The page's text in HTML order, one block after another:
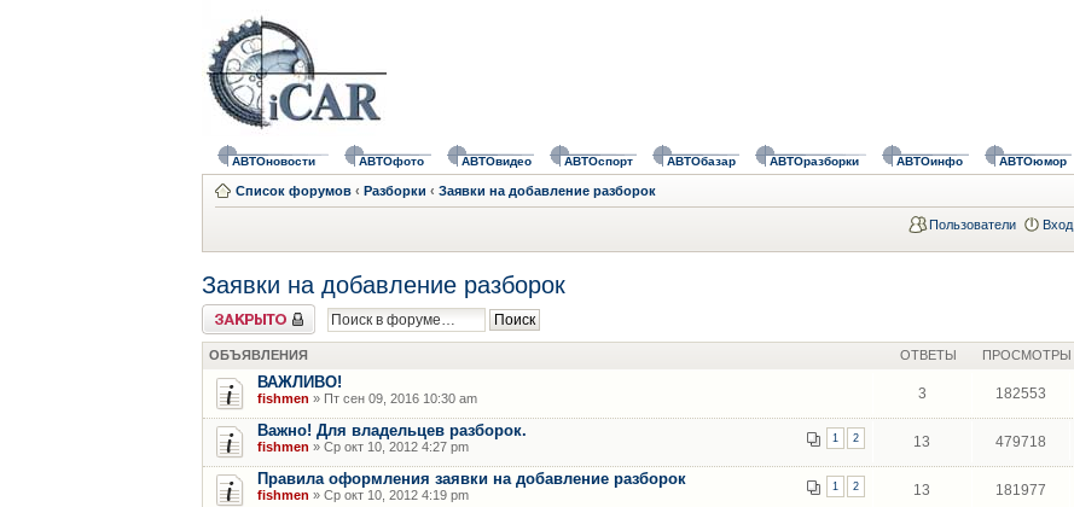
АВТОновости АВТОфото АВТОвидео АВТОспорт АВТОбазар АВТОразборки АВТОинфо АВТОюмор
Список форумов ‹ Разборки ‹ Заявки на добавление разборок
Пользователи Вход
Заявки на добавление разборок
Форум закрыт
ОБЪЯВЛЕНИЯ ОТВЕТЫ ПРОСМОТРЫ
ВАЖЛИВО!
fishmen » Пт сен 09, 2016 10:30 am 3 182553
Важно! Для владельцев разборок. 1 2
fishmen » Ср окт 10, 2012 4:27 pm 13 479718
Правила оформления заявки на добавление разборок 1 2
fishmen » Ср окт 10, 2012 4:19 pm 13 181977